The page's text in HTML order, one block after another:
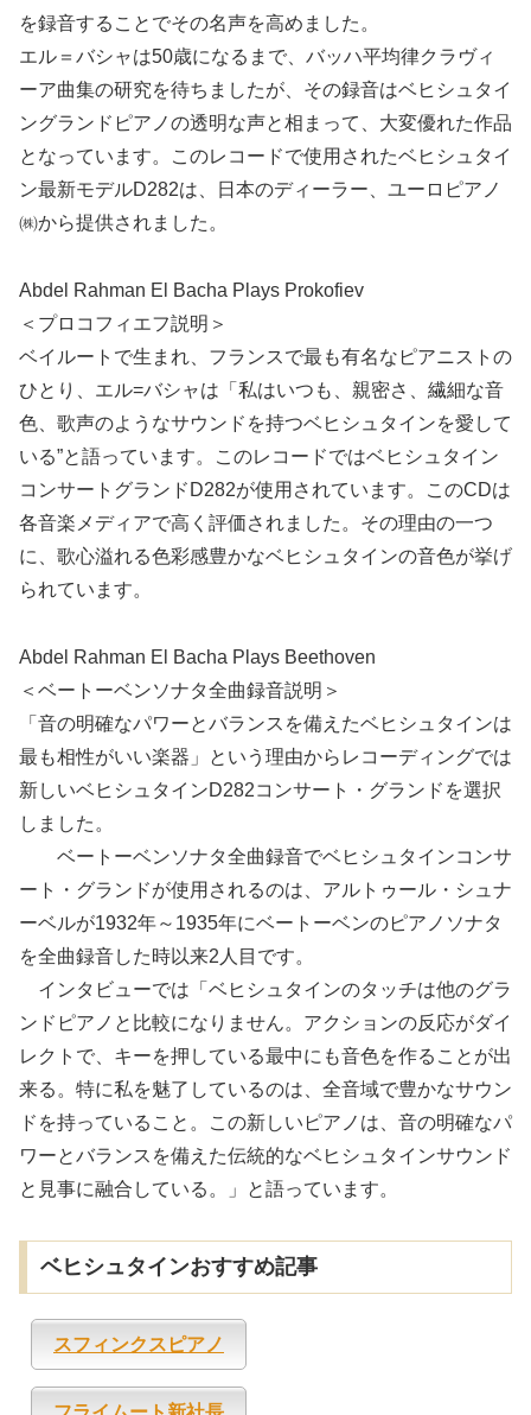
を録音することでその名声を高めました。
エル＝バシャは50歳になるまで、バッハ平均律クラヴィ
ーア曲集の研究を待ちましたが、その録音はベヒシュタイ
ングランドピアノの透明な声と相まって、大変優れた作品
となっています。このレコードで使用されたベヒシュタイ
ン最新モデルD282は、日本のディーラー、ユーロピアノ
㈱から提供されました。
Abdel Rahman El Bacha Plays Prokofiev
＜プロコフィエフ説明＞
ベイルートで生まれ、フランスで最も有名なピアニストの
ひとり、エル=バシャは「私はいつも、親密さ、繊細な音
色、歌声のようなサウンドを持つベヒシュタインを愛して
いる”と語っています。このレコードではベヒシュタイン
コンサートグランドD282が使用されています。このCDは
各音楽メディアで高く評価されました。その理由の一つ
に、歌心溢れる色彩感豊かなベヒシュタインの音色が挙げ
られています。
Abdel Rahman El Bacha Plays Beethoven
＜ベートーベンソナタ全曲録音説明＞
「音の明確なパワーとバランスを備えたベヒシュタインは
最も相性がいい楽器」という理由からレコーディングでは
新しいベヒシュタインD282コンサート・グランドを選択
しました。
ベートーベンソナタ全曲録音でベヒシュタインコンサ
ート・グランドが使用されるのは、アルトゥール・シュナ
ーベルが1932年～1935年にベートーベンのピアノソナタ
を全曲録音した時以来2人目です。
インタビューでは「ベヒシュタインのタッチは他のグラ
ンドピアノと比較になりません。アクションの反応がダイ
レクトで、キーを押している最中にも音色を作ることが出
来る。特に私を魅了しているのは、全音域で豊かなサウン
ドを持っていること。この新しいピアノは、音の明確なパ
ワーとバランスを備えた伝統的なベヒシュタインサウンド
と見事に融合している。」と語っています。
ベヒシュタインおすすめ記事
スフィンクスピアノ